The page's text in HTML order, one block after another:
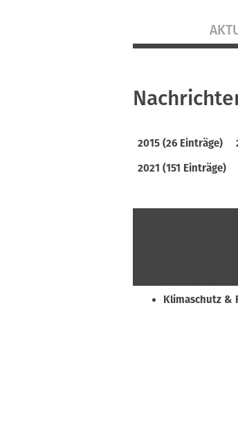
2015 (26 Einträge)
2021 (151 Einträge)
Klimaschutz &